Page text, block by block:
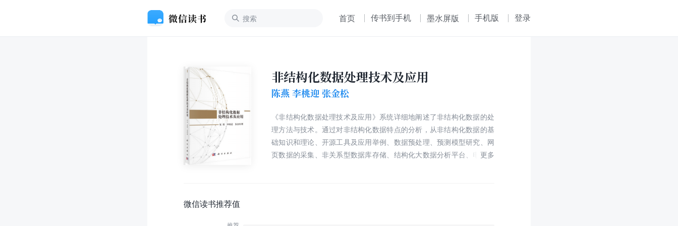
首页 传书到手机 墨水屏版 手机版 登录
非结构化数据处理技术及应用
陈燕 李桃迎 张金松
《非结构化数据处理技术及应用》系统详细地阐述了非结构化数据的处
理方法与技术。通过对非结构化数据特点的分析，从非结构化数据的基
础知识和理论、开源工具及应用举例、数据预处理、预测模型研究、网
页数据的采集、非关系型数据库存储、结构化大数据分析平台、电商个
微信读书推荐值